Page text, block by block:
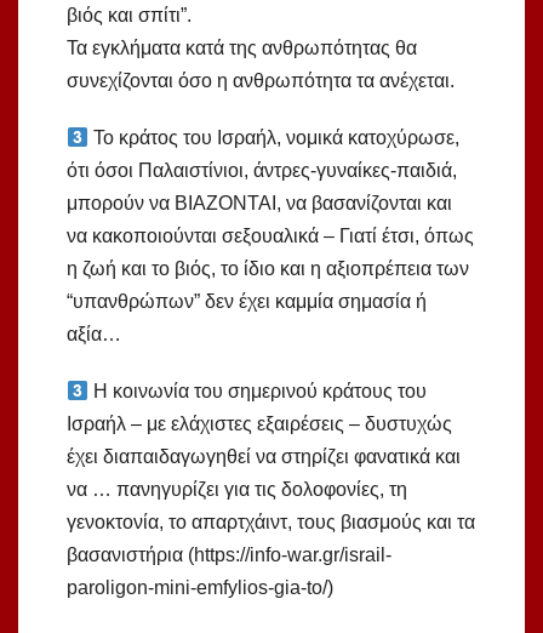
βιός και σπίτι”.
Τα εγκλήματα κατά της ανθρωπότητας θα
συνεχίζονται όσο η ανθρωπότητα τα ανέχεται.
Το κράτος του Ισραήλ, νομικά κατοχύρωσε,
ότι όσοι Παλαιστίνιοι, άντρες-γυναίκες-παιδιά,
μπορούν να ΒΙΑΖΟΝΤΑΙ, να βασανίζονται και
να κακοποιούνται σεξουαλικά – Γιατί έτσι, όπως
η ζωή και το βιός, το ίδιο και η αξιοπρέπεια των
“υπανθρώπων” δεν έχει καμμία σημασία ή
αξία…
Η κοινωνία του σημερινού κράτους του
Ισραήλ – με ελάχιστες εξαιρέσεις – δυστυχώς
έχει διαπαιδαγωγηθεί να στηρίζει φανατικά και
να … πανηγυρίζει για τις δολοφονίες, τη
γενοκτονία, το απαρτχάιντ, τους βιασμούς και τα
βασανιστήρια (https://info-war.gr/israil-
paroligon-mini-emfylios-gia-to/)